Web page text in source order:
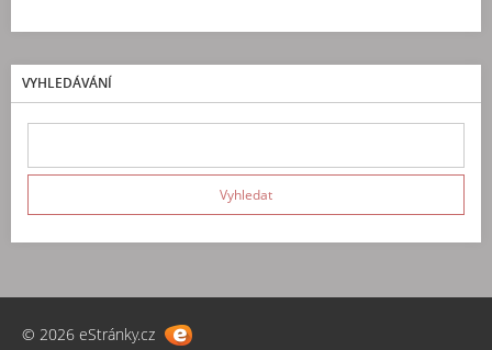
VYHLEDÁVÁNÍ
© 2026 eStránky.cz